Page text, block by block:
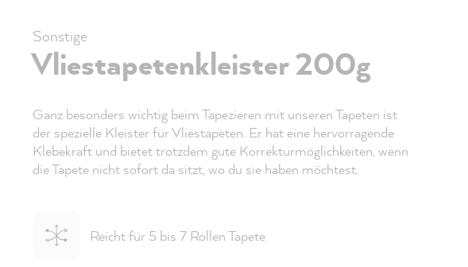
Sonstige
Vliestapetenkleister 200g
Ganz besonders wichtig beim Tapezieren mit unseren Tapeten ist
der spezielle Kleister für Vliestapeten. Er hat eine hervorragende
Klebekraft und bietet trotzdem gute Korrekturmöglichkeiten, wenn
die Tapete nicht sofort da sitzt, wo du sie haben möchtest.
Reicht für 5 bis 7 Rollen Tapete